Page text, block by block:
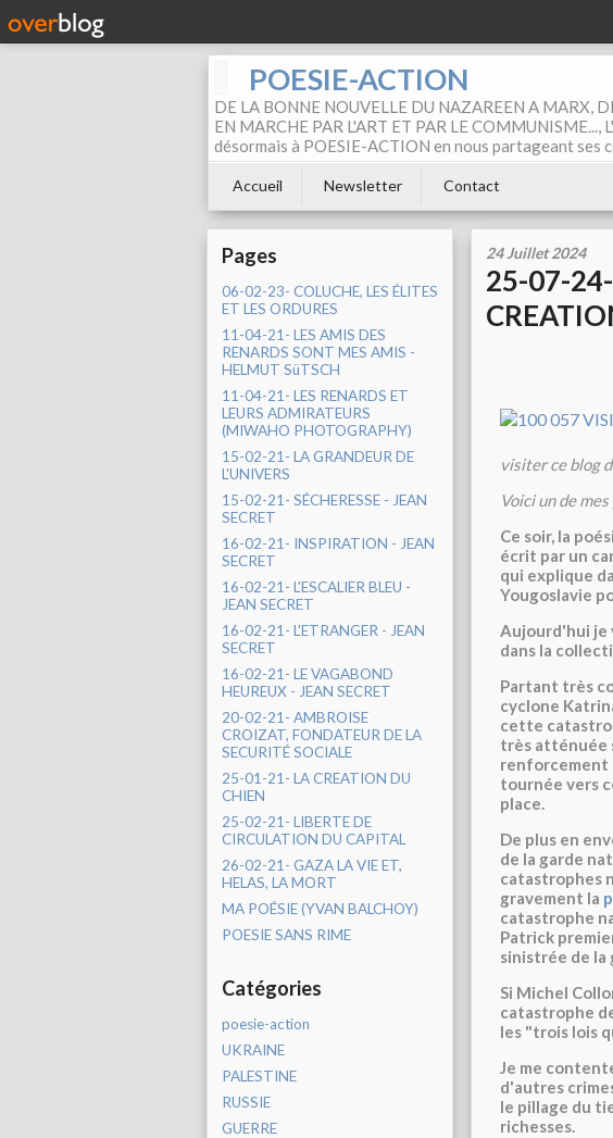
POESIE-ACTION
DE LA BONNE NOUVELLE DU NAZAREEN A MARX,
EN MARCHE PAR L'ART ET PAR LE
désormais à POESIE-ACTION en nous partageant
Accueil Newsletter Contact
Pages
06-02-23- COLUCHE, LES ÉLITES
ET LES ORDURES
11-04-21- LES AMIS DES
RENARDS SONT MES AMIS -
HELMUT SüTSCH
11-04-21- LES RENARDS ET
LEURS ADMIRATEURS
(MIWAHO PHOTOGRAPHY)
15-02-21- LA GRANDEUR DE
L'UNIVERS
15-02-21- SÉCHERESSE - JEAN
SECRET
16-02-21- INSPIRATION - JEAN
SECRET
16-02-21- L'ESCALIER BLEU -
JEAN SECRET
16-02-21- L'ETRANGER - JEAN
SECRET
16-02-21- LE VAGABOND
HEUREUX - JEAN SECRET
20-02-21- AMBROISE
CROIZAT, FONDATEUR DE LA
SECURITÉ SOCIALE
25-01-21- LA CREATION DU
CHIEN
25-02-21- LIBERTE DE
CIRCULATION DU CAPITAL
26-02-21- GAZA LA VIE ET,
HELAS, LA MORT
MA POÉSIE (YVAN BALCHOY)
POESIE SANS RIME
Catégories
poesie-action
UKRAINE
PALESTINE
RUSSIE
GUERRE
24 Juillet 2024
25-07-
visiter ce blog
Voici un de
Ce soir, la
écrit par un
qui explique
Yougoslavie
Aujourd'hui je
dans la
Partant très
cyclone
cette
très atténuée
renforcement
tournée vers
place.
De plus en
de la garde
catastrophes
gravement la
catastrophe
Patrick
sinistrée de la
Si Michel
catastrophe
les "trois lois
Je me
d'autres
le pillage du
richesses.